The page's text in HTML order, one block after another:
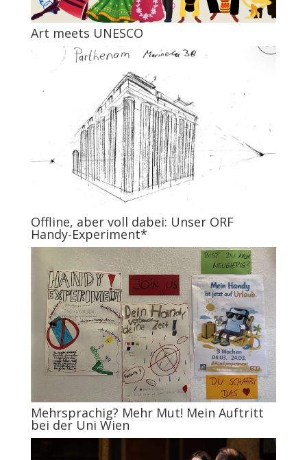
Art meets UNESCO
Offline, aber voll dabei: Unser ORF
Handy-Experiment*
Mehrsprachig? Mehr Mut! Mein Auftritt
bei der Uni Wien